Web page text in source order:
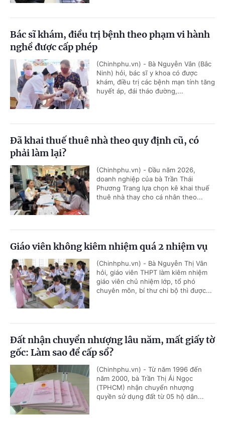
Bác sĩ khám, điều trị bệnh theo phạm vi hành
nghề được cấp phép
(Chinhphu.vn) - Bà Nguyễn Vân (Bắc
Ninh) hỏi, bác sĩ y khoa có được
khám, điều trị các bệnh mạn tính tăng
huyết áp, đái tháo đường,...
Đã khai thuế thuê nhà theo quy định cũ, có
phải làm lại?
(Chinhphu.vn) - Đầu năm 2026,
doanh nghiệp của bà Trần Thái
Phương Trang lựa chọn kê khai thuế
thuê nhà thay cho cá nhân theo...
Giáo viên không kiêm nhiệm quá 2 nhiệm vụ
(Chinhphu.vn) - Bà Nguyễn Thị Vân
hỏi, giáo viên THPT làm kiêm nhiệm
giáo viên chủ nhiệm lớp, tổ phó
chuyên môn, bí thư chi bộ thì được...
Đất nhận chuyển nhượng lâu năm, mất giấy tờ
gốc: Làm sao để cấp sổ?
(Chinhphu.vn) - Từ năm 1996 đến
năm 2000, bà Trần Thị Ái Ngọc
(TPHCM) nhận chuyển nhượng
quyền sử dụng đất từ 05 hộ dân...